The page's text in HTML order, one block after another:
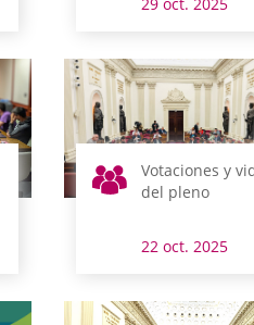
Votaciones y
del pleno
22 oct. 2025